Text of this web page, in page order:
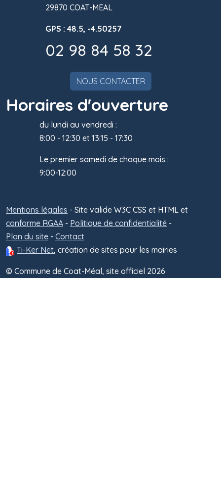
29870 COAT-MEAL
GPS : 48.5, -4.50257
02 98 84 58 32
NOUS CONTACTER
Horaires d'ouverture
du lundi au vendredi :
8:00 - 12:30 et 13:15 - 17:30
Le premier samedi de chaque mois :
9:00-12:00
Mentions légales - Site valide W3C CSS et HTML et
conforme RGAA - Politique de confidentialité -
Plan du site - Contact
Ti-Ker Net, création de sites pour les mairies
© Commune de Coat-Méal, site officiel 2026